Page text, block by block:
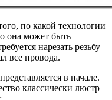
по какой технологии
она может быть
нарезать резьбу
все провода.
в начале.
классически люстр